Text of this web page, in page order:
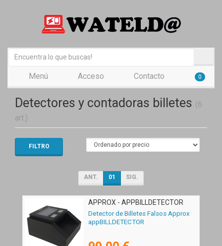
Menú Acceso Contacto 0
Detectores y contadoras billetes (6
art.)
FILTRO
ANT. 01 SIG.
APPROX - APPBILLDETECTOR
Detector de Billetes Falsos Approx
appBILLDETECTOR